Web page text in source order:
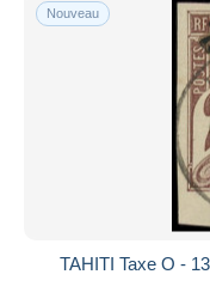
Nouveau
TAHITI Taxe O -